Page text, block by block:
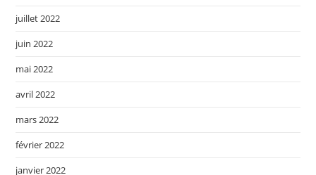
juillet 2022
juin 2022
mai 2022
avril 2022
mars 2022
février 2022
janvier 2022